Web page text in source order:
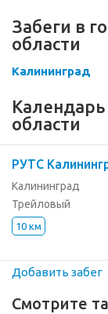
Забеги в
области
Калининград
Календарь
области
РУТС
Калининград
Трейловый
10 км
Добавить забег
Смотрите